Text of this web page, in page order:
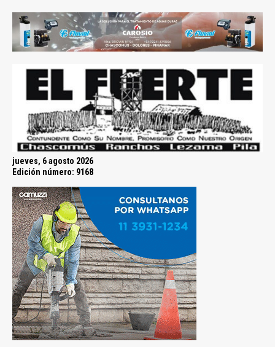
jueves, 6 agosto 2026
Edición número: 9168